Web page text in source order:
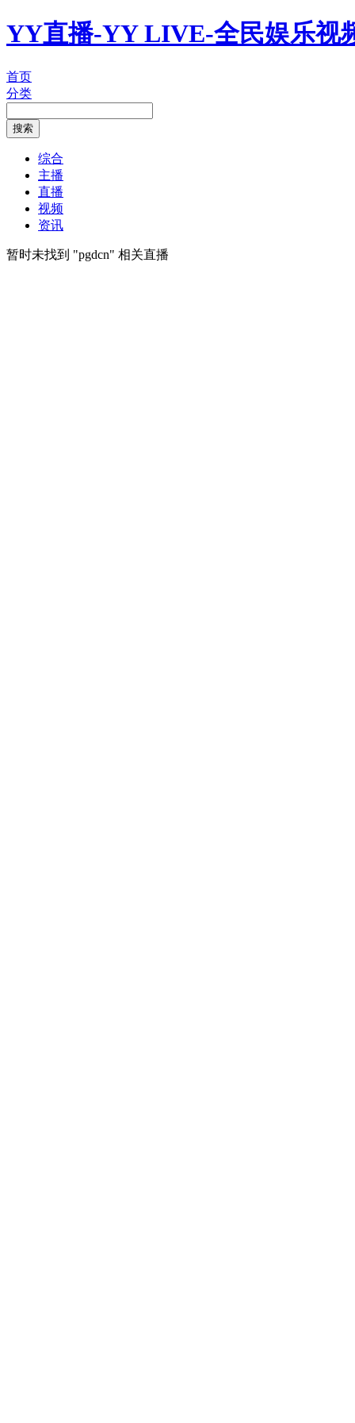
YY直播-YY LIVE-全民娱乐视
首页
分类
综合
主播
直播
视频
资讯
暂时未找到 "pgdcn" 相关直播